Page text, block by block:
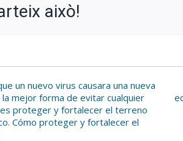
això!
un nuevo virus causara una nueva
mejor forma de evitar cualquier
proteger y fortalecer el terreno
Cómo proteger y fortalecer el